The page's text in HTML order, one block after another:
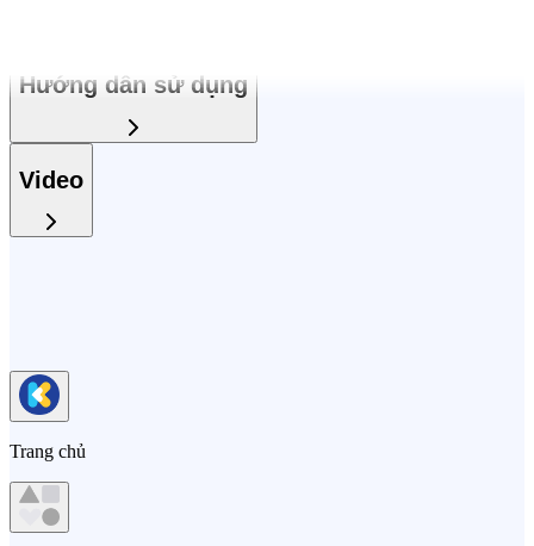
Hướng dẫn sử dụng
Video
Trang chủ